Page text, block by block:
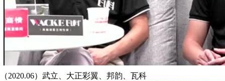
（2020.06）武立、大正彩翼、邦韵、瓦科